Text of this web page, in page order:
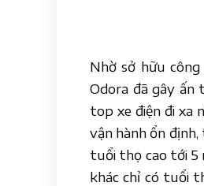
Nhờ sở hữu
Odora đã gây ấn
top xe điện đi xa
vận hành ổn
tuổi thọ cao tới 5
khác chỉ có tuổi